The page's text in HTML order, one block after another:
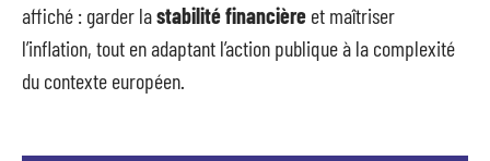
affiché : garder lastabilité financière et maîtriser
l’inflation, tout en adaptant l’action publique à la complexité
du contexte européen.